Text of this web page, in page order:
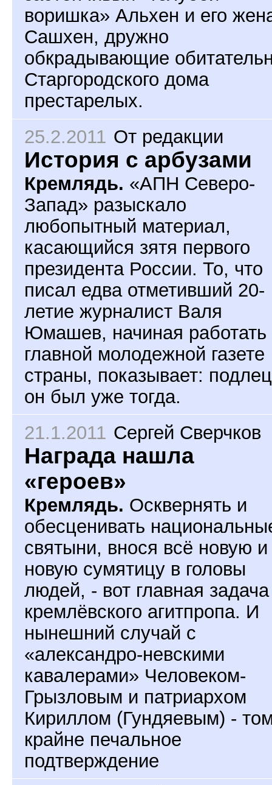
воришка» Альхен и его
Сашхен, дружно
обкрадывающие
Старгородского дома
престарелых.
25.2.2011 От редакции
История с арбузами
Кремлядь. «АПН Северо-
Запад» разыскало
любопытный материал,
касающийся зятя первого
президента России. То, что
писал едва отметивший 20-
летие журналист Валя
Юмашев, начиная работать
главной молодежной газете
страны, показывает:
он был уже тогда.
21.1.2011 Сергей Сверчков
Награда нашла
«героев»
Кремлядь. Осквернять и
обесценивать
святыни, внося всё новую и
новую сумятицу в головы
людей, - вот главная задача
кремлёвского агитпропа. И
нынешний случай с
«александро-невскими
кавалерами» Человеком-
Грызловым и патриархом
Кириллом (Гундяевым) -
крайне печальное
подтверждение